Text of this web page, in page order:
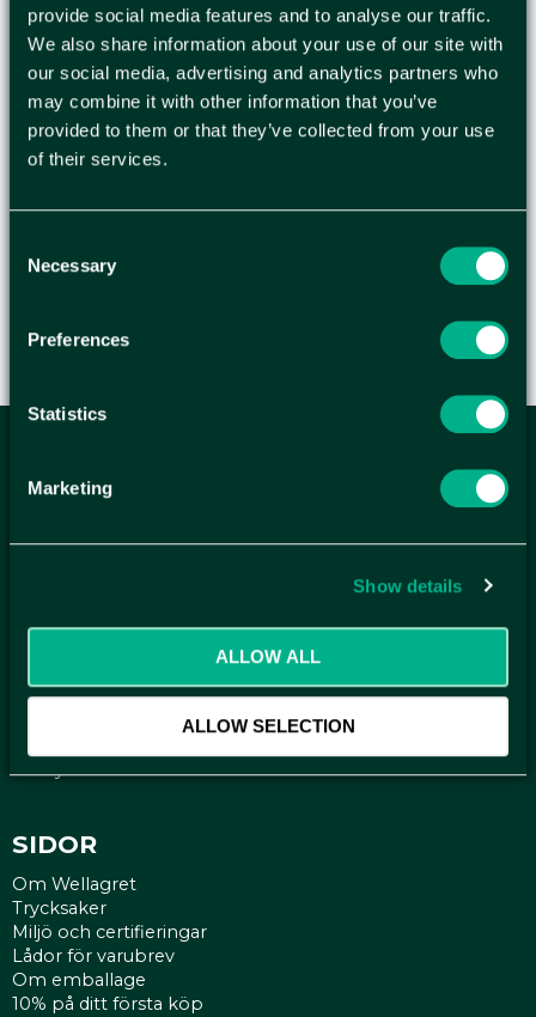
provide social media features and to analyse our traffic.
We also share information about your use of our site with
our social media, advertising and analytics partners who
may combine it with other information that you’ve
provided to them or that they’ve collected from your use
of their services.
Selection
Necessary
Preferences
Statistics
Marketing
Show details
ALLOW ALL
ALLOW SELECTION
Kvalitetspapperskasse, ett bättre val än plast.
Bärkasse med handtag som är lämplig för
livsmedel eller mellanstora varor. Tillverkad av
kraftpapper vilket ger bra hållbarhet. Med
förstärkta pappershandtag. - Material: MF-
- Antal: 250st/fp
ANMÄL DIG HÄR TILL WELLAGRETS
NYHETSBREV
Få relevanta erbjudande och kampanjer, en möjlighet att
KUNDTJÄNST
Mina sidor
Policy och cookies
SIDOR
Om Wellagret
Trycksaker
Miljö och certifieringar
Lådor för varubrev
Om emballage
10% på ditt första köp